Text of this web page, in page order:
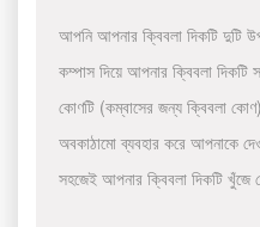
আপনি আপনার ক্বিবলা দিকটি দুটি
কম্পাস দিয়ে আপনার ক্বিবলা দিকটি
কোণটি (কম্বাসের জন্য ক্বিবলা
অবকাঠামো ব্যবহার করে আপনাকে
সহজেই আপনার ক্বিবলা দিকটি খুঁজে